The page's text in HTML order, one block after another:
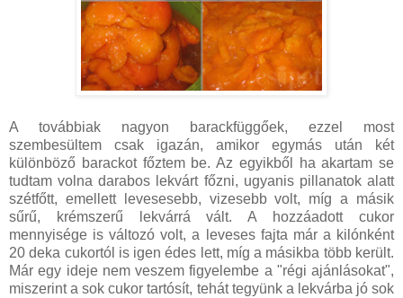
A továbbiak nagyon barackfüggőek, ezzel most
szembesültem csak igazán, amikor egymás után két
különböző barackot főztem be. Az egyikből ha akartam se
tudtam volna darabos lekvárt főzni, ugyanis pillanatok alatt
szétfőtt, emellett levesesebb, vizesebb volt, míg a másik
sűrű, krémszerű lekvárrá vált. A hozzáadott cukor
mennyisége is változó volt, a leveses fajta már a kilónként
20 deka cukortól is igen édes lett, míg a másikba több került.
Már egy ideje nem veszem figyelembe a "régi ajánlásokat",
miszerint a sok cukor tartósít, tehát tegyünk a lekvárba jó sok